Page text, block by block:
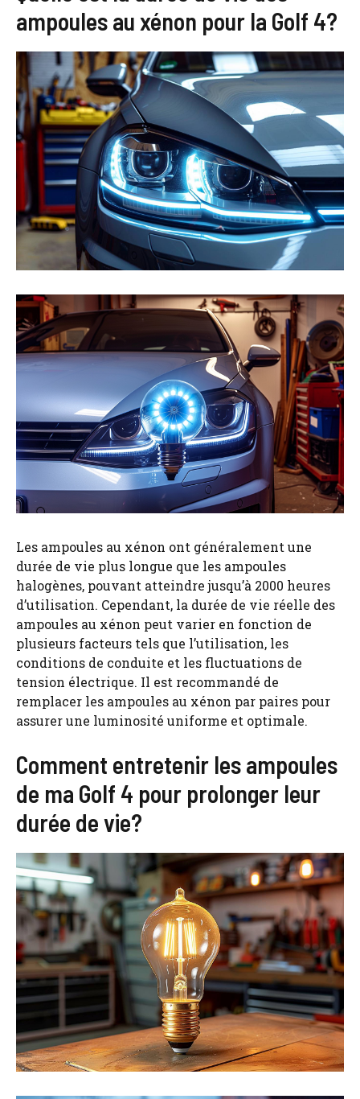
ampoules au xénon pour la Golf 4?
Les ampoules au xénon ont généralement une
durée de vie plus longue que les ampoules
halogènes, pouvant atteindre jusqu’à 2000 heures
d’utilisation. Cependant, la durée de vie réelle des
ampoules au xénon peut varier en fonction de
plusieurs facteurs tels que l’utilisation, les
conditions de conduite et les fluctuations de
tension électrique. Il est recommandé de
remplacer les ampoules au xénon par paires pour
assurer une luminosité uniforme et optimale.
Comment entretenir les ampoules
de ma Golf 4 pour prolonger leur
durée de vie?